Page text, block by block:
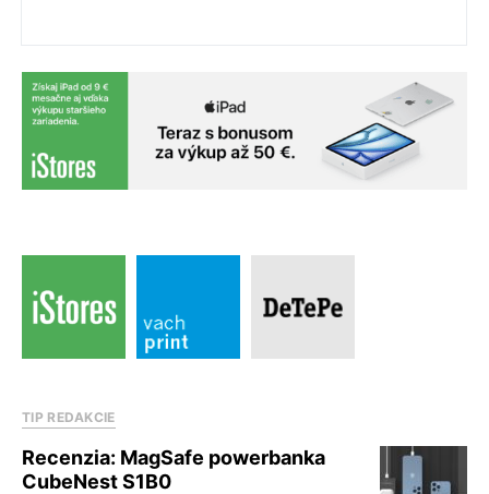
TIP REDAKCIE
Recenzia: MagSafe powerbanka
CubeNest S1B0